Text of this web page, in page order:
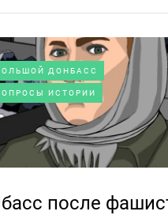
ДОНБАСС
ИСТОРИИ
после